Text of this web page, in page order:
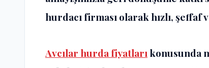
hurdacı firması olarak hızlı,
Avcılar hurda fiyatları konusunda